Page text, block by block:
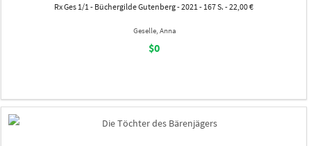
Rx Ges 1/1 - Büchergilde Gutenberg - 2021 - 167 S. - 22,00 €
Geselle, Anna
$0